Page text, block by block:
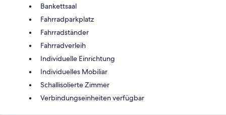
Bankettsaal
Fahrradparkplatz
Fahrradständer
Fahrradverleih
Individuelle Einrichtung
Individuelles Mobiliar
Schallisolierte Zimmer
Verbindungseinheiten verfügbar